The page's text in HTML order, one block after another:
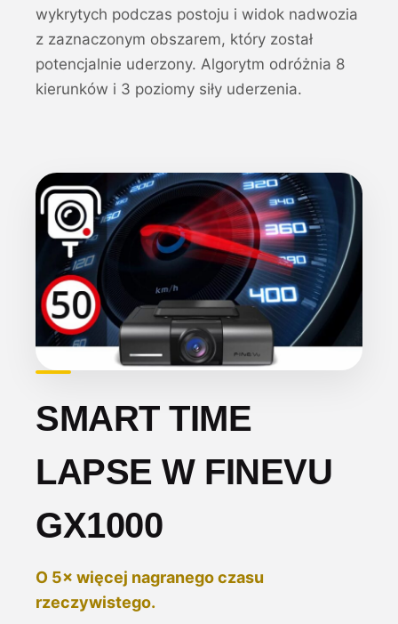
wykrytych podczas postoju i widok nadwozia
z zaznaczonym obszarem, który został
potencjalnie uderzony. Algorytm odróżnia 8
kierunków i 3 poziomy siły uderzenia.
SMART TIME
LAPSE W FINEVU
GX1000
O 5× więcej nagranego czasu
rzeczywistego.